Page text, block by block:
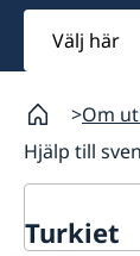
Välj
här
Om
Hjälp till
Turkiet